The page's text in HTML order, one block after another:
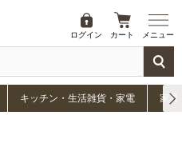
ログイン カート メニュー
キッチン・生活雑貨・家電 家具